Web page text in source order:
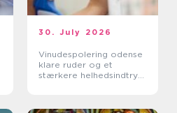
30. July 2026
Vinudespolering odense
klare ruder og et
stærkere helhedsindtryk